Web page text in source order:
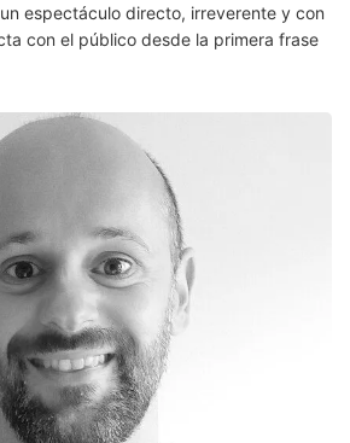
espectáculo directo, irreverente y con
con el público desde la primera frase